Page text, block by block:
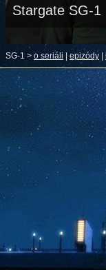
Stargate SG-1
SG-1 > o seriáli epizódy